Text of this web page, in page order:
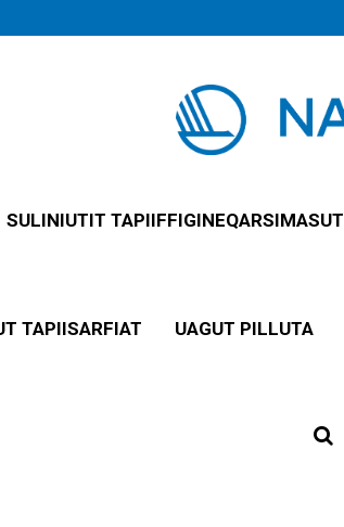
SULINIUTIT TAPIIFFIGINEQARSIMASUT
TAPIISARFIAT UAGUT PILLUTA